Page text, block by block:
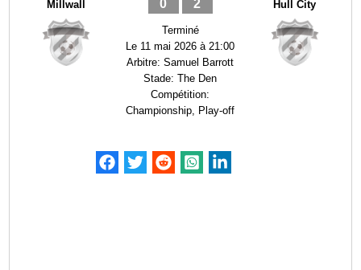
Millwall 0 2
Terminé
Le 11 mai 2026 à 21:00
Arbitre:Samuel Barrott
Stade:The Den
Compétition:
Championship, Play-off
Hull City